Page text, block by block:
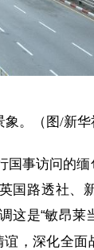
。（图/新华
事访问的
路透社、
这是“敏昂莱
，深化全面